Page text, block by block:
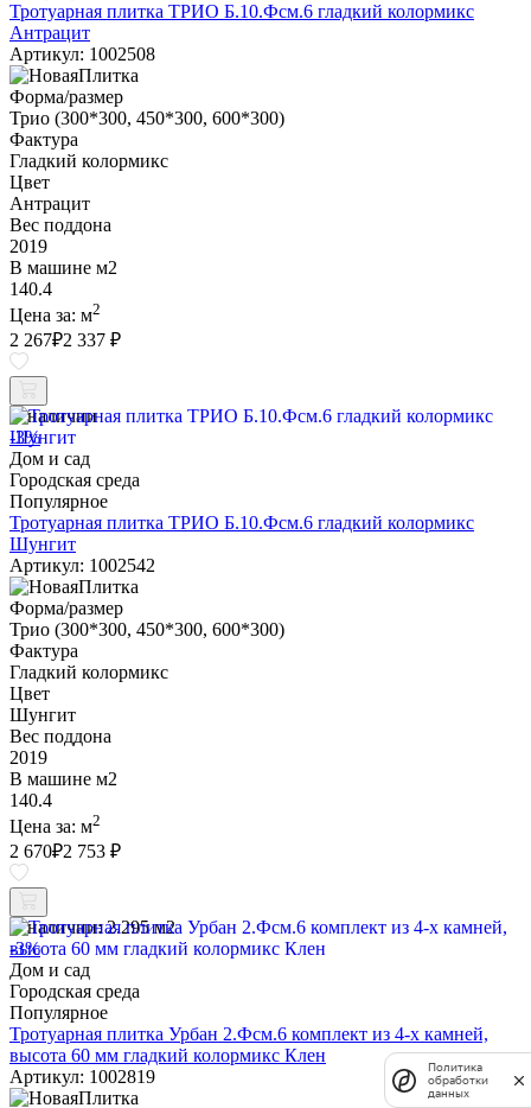
Тротуарная плитка ТРИО Б.10.Фсм.6 гладкий колормикс
Антрацит
Артикул: 1002508
Форма/размер
Трио (300*300, 450*300, 600*300)
Фактура
Гладкий колормикс
Цвет
Антрацит
Вес поддона
2019
В машине м2
140.4
Цена за: м2
2 267₽2 337 ₽
В наличии
-3%
Дом и сад
Городская среда
Популярное
Тротуарная плитка ТРИО Б.10.Фсм.6 гладкий колормикс
Шунгит
Артикул: 1002542
Форма/размер
Трио (300*300, 450*300, 600*300)
Фактура
Гладкий колормикс
Цвет
Шунгит
Вес поддона
2019
В машине м2
140.4
Цена за: м2
2 670₽2 753 ₽
В наличии: 2.295 м2
-3%
Дом и сад
Городская среда
Популярное
Тротуарная плитка Урбан 2.Фсм.6 комплект из 4-х камней,
высота 60 мм гладкий колормикс Клен
Артикул: 1002819
Политика
обработки
данных